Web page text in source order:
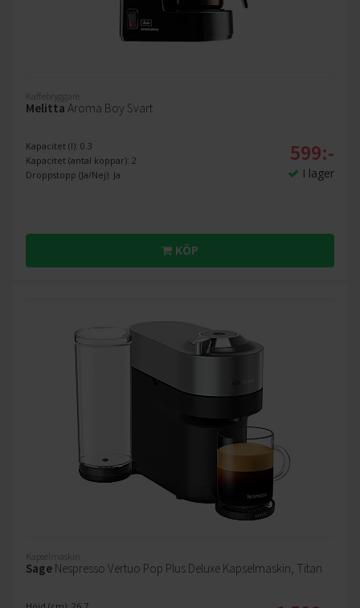
Kaffebryggare
Melitta Aroma Boy Svart
Kapacitet (l): 0.3
Kapacitet (antal koppar): 2
Droppstopp (Ja/Nej): Ja
599:-
I lager
KÖP
Kapselmaskin
Sage Nespresso Vertuo Pop Plus Deluxe Kapselmaskin, Titan